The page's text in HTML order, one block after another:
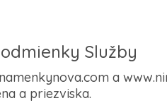
Služby
a
a priezviska.